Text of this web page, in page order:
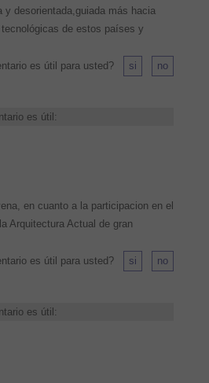
desorientada,guiada más hacia
de estos países y
es útil para usted?
es útil:
en cuanto a la participacion en el
Arquitectura Actual de gran
es útil para usted?
es útil: